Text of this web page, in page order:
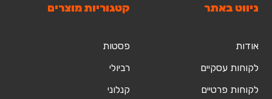
ניווט באתר
אודות
לקוחות עסקיים
לקוחות פרטיים
קטגוריות מוצרים
פסטות
רביולי
קנלוני